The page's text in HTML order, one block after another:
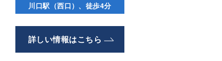
川口駅（西口）、徒歩4分
詳しい情報はこちら